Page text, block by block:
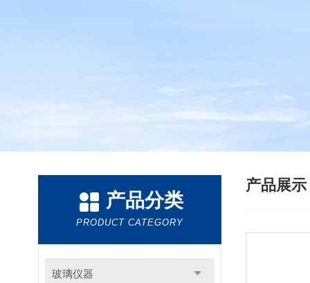
产品分类
PRODUCT CATEGORY
玻璃仪器
产品展示